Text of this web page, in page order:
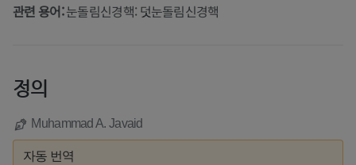
관련 용어:눈돌림신경핵: 덧눈돌림신경핵
정의
Muhammad A. Javaid
자동 번역